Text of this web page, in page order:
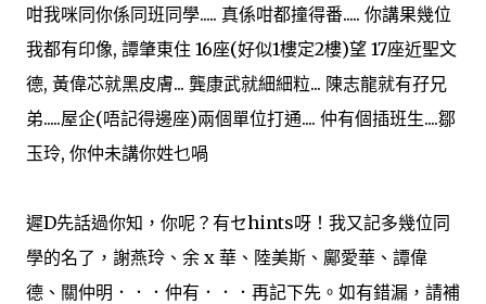
咁我咪同你係同班同學..... 真係咁都撞得番..... 你講果幾位
我都有印像, 譚肇東住 16座(好似1樓定2樓)望 17座近聖文
德, 黃偉芯就黑皮膚... 龔康武就細細粒... 陳志龍就有孖兄
弟.....屋企(唔記得邊座)兩個單位打通.... 仲有個插班生....鄒
玉玲, 你仲未講你姓乜喎
遲D先話過你知，你呢？有セhints呀！我又記多幾位同
學的名了，謝燕玲、余 x 華、陸美斯、鄺愛華、譚偉
德、關仲明．．．仲有．．．再記下先。如有錯漏，請補